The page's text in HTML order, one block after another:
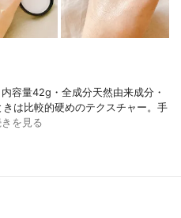
容量42g・全成分天然由来成分・
は比較的硬めのテクスチャー。手
を見る